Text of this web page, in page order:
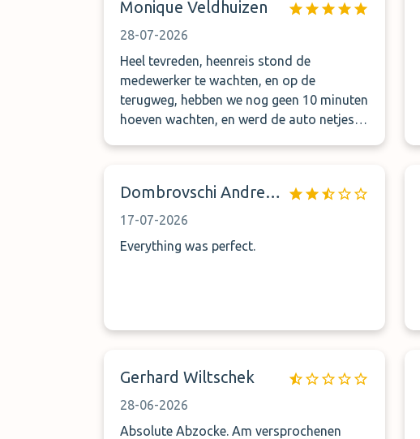
Monique Veldhuizen
28-07-2026
Heel tevreden, heenreis stond de
medewerker te wachten, en op de
terugweg, hebben we nog geen 10 minuten
hoeven wachten, en werd de auto netjes
Dombrovschi Andreea Bianca
17-07-2026
Everything was perfect.
Gerhard Wiltschek
28-06-2026
Absolute Abzocke. Am versprochenen